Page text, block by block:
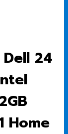
24
Home